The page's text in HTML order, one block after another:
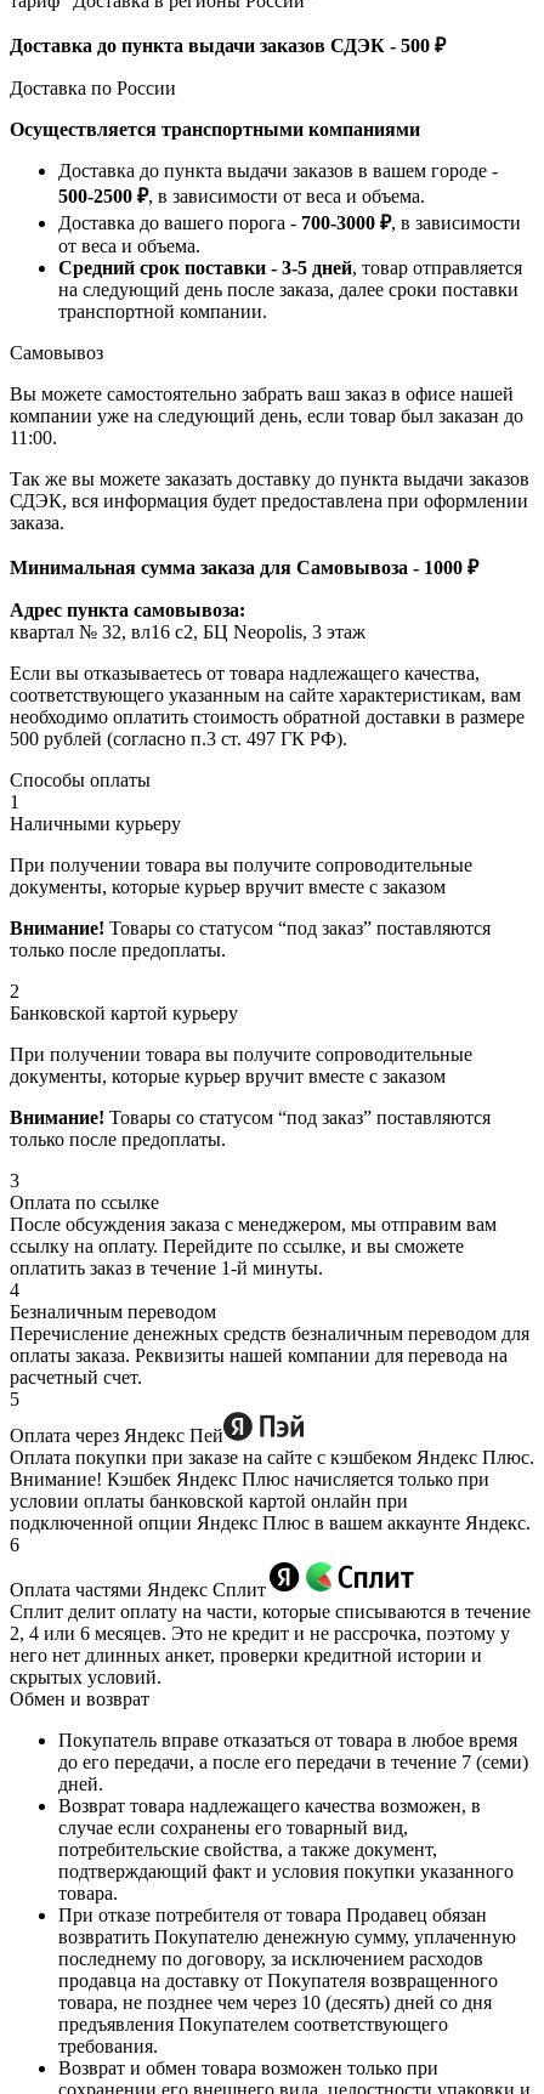
Доставка до пункта выдачи заказов СДЭК - 500 ₽
Доставка по России
Осуществляется транспортными компаниями
Доставка до пункта выдачи заказов в вашем городе -
500-2500 ₽, в зависимости от веса и объема.
Доставка до вашего порога - 700-3000 ₽, в зависимости
от веса и объема.
Средний срок поставки - 3-5 дней, товар отправляется
на следующий день после заказа, далее сроки поставки
транспортной компании.
Самовывоз
Вы можете самостоятельно забрать ваш заказ в офисе нашей
компании уже на следующий день, если товар был заказан до
11:00.
Так же вы можете заказать доставку до пункта выдачи заказов
СДЭК, вся информация будет предоставлена при оформлении
заказа.
Минимальная сумма заказа для Самовывоза - 1000 ₽
Адрес пункта самовывоза:
квартал № 32, вл16 с2, БЦ Neopolis, 3 этаж
Если вы отказываетесь от товара надлежащего качества,
соответствующего указанным на сайте характеристикам, вам
необходимо оплатить стоимость обратной доставки в размере
500 рублей (согласно п.3 ст. 497 ГК РФ).
Способы оплаты
1
Наличными курьеру
При получении товара вы получите сопроводительные
документы, которые курьер вручит вместе с заказом
Внимание! Товары со статусом “под заказ” поставляются
только после предоплаты.
2
Банковской картой курьеру
При получении товара вы получите сопроводительные
документы, которые курьер вручит вместе с заказом
Внимание! Товары со статусом “под заказ” поставляются
только после предоплаты.
3
Оплата по ссылке
После обсуждения заказа с менеджером, мы отправим вам
ссылку на оплату. Перейдите по ссылке, и вы сможете
оплатить заказ в течение 1-й минуты.
4
Безналичным переводом
Перечисление денежных средств безналичным переводом для
оплаты заказа. Реквизиты нашей компании для перевода на
расчетный счет.
5
Оплата через Яндекс Пей
Оплата покупки при заказе на сайте с кэшбеком Яндекс Плюс.
Внимание! Кэшбек Яндекс Плюс начисляется только при
условии оплаты банковской картой онлайн при
подключенной опции Яндекс Плюс в вашем аккаунте Яндекс.
6
Оплата частями Яндекс Сплит
Сплит делит оплату на части, которые списываются в течение
2, 4 или 6 месяцев. Это не кредит и не рассрочка, поэтому у
него нет длинных анкет, проверки кредитной истории и
скрытых условий.
Обмен и возврат
Покупатель вправе отказаться от товара в любое время
до его передачи, а после его передачи в течение 7 (семи)
дней.
Возврат товара надлежащего качества возможен, в
случае если сохранены его товарный вид,
потребительские свойства, а также документ,
подтверждающий факт и условия покупки указанного
товара.
При отказе потребителя от товара Продавец обязан
возвратить Покупателю денежную сумму, уплаченную
последнему по договору, за исключением расходов
продавца на доставку от Покупателя возвращенного
товара, не позднее чем через 10 (десять) дней со дня
предъявления Покупателем соответствующего
требования.
Возврат и обмен товара возможен только при
сохранении его внешнего вида, целостности упаковки и